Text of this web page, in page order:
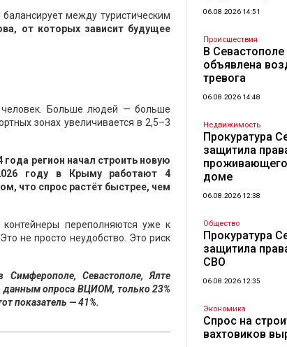
между туристическим
от которых зависит будущее
человек. Больше людей — больше
зонах увеличивается в 2,5–3
года регион начал строить новую
году в Крыму работают 4
что спрос растёт быстрее, чем
переполняются уже к
не просто неудобство. Это риск
Симферополе, Севастополе, Ялте
данным опроса ВЦИОМ, только 23%
показатель — 41%.
06.08.2026 14:51
Происшествия
В Севастополе
объявлена
тревога
06.08.2026 14:48
Недвижимость
Прокуратура
защитила
доме
06.08.2026 12:38
Общество
Прокуратура
защитила
СВО
06.08.2026 12:35
Экономика
Спрос на
вахтовиков